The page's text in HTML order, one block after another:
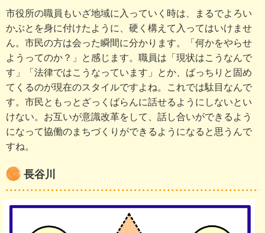
市役所の職員もいざ地域に入っていく時は、まるでよろい
かぶとを身に付けたように、硬く構えて入ってはいけませ
ん。市民の方は会った瞬間に分かります。「何かをやらせ
ようってのか？」と感じます。職員は「現状はこうなんで
す」「法律ではこうなっています」とか、ばっちりと固め
てくるのが現在のスタイルですよね。これでは駄目なんで
す。市民ともっとざっくばらんに話せるようにしないとい
けない。お互いが意識改革をして、話し合いができるよう
になって協働のまちづくりができるようになると思うんで
すね。
長谷川